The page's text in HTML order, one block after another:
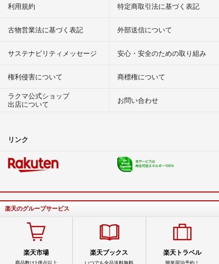
利用規約 特定商取引法に基づく表記
古物営業法に基づく表記 外部送信について
サステナビリティメッセージ 安心・安全のための取り組み
権利侵害について
商標権について
ラクマ公式ショップ
出店について
お問い合わせ
リンク
楽天のグループサービス
楽天市場
商品数は1億点以上
楽天ブックス
いつでも全品送料無料
楽天トラベル
簡単宿泊予約！